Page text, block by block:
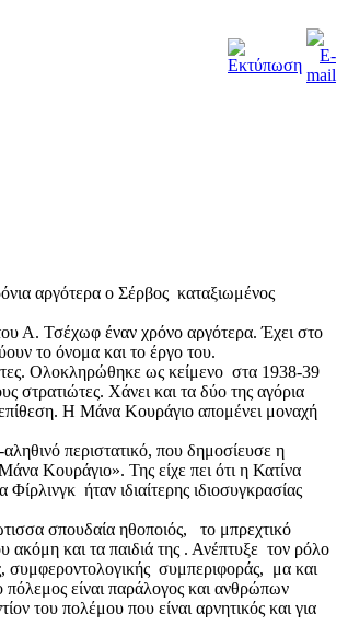
αργότερα ο Σέρβος καταξιωμένος
Α. Τσέχωφ έναν χρόνο αργότερα. Έχει στο
το όνομα και το έργο του.
Ολοκληρώθηκε ως κείμενο στα 1938-39
στρατιώτες. Χάνει και τα δύο της αγόρια
Η Μάνα Κουράγιο απομένει μοναχή
περιστατικό, που δημοσίευσε η
Κουράγιο». Της είχε πει ότι η Κατίνα
ήταν ιδιαίτερης ιδιοσυγκρασίας
σπουδαία ηθοποιός, το μπρεχτικό
και τα παιδιά της . Ανέπτυξε τον ρόλο
συμφεροντολογικής συμπεριφοράς, μα και
είναι παράλογος και ανθρώπων
του πολέμου που είναι αρνητικός και για